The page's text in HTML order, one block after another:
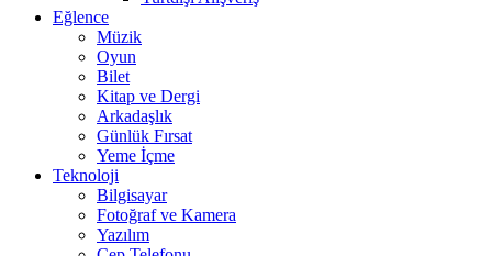
Eğlence
Müzik
Oyun
Bilet
Kitap ve Dergi
Arkadaşlık
Günlük Fırsat
Yeme İçme
Teknoloji
Bilgisayar
Fotoğraf ve Kamera
Yazılım